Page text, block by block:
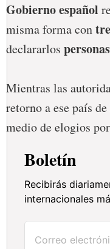
Gobierno español
misma forma con
declararlos
Mientras las
retorno a ese país
medio de elogios
Boletín
Recibirás
internacionales